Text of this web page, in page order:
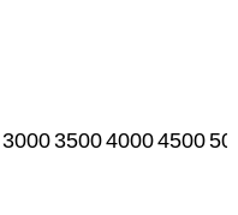
3000350040004500